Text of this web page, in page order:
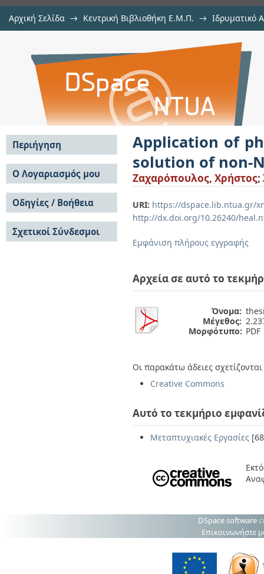
Αρχική Σελίδα → Κεντρική Βιβλιοθήκη Ε.Μ.Π. → Ιδρυματικό
Application of physics-
Newtonian fluid flows
Application of
solution of non-
Ζαχαρόπουλος, Χρήστος;
URI: https://dspace.lib.ntua.gr/
http://dx.doi.org/10.26240/
Εμφάνιση πλήρους εγγραφής
Αρχεία σε αυτό το
Όνομα:
Μέγεθος:
Μορφότυπο: PDF
Οι παρακάτω άδειες
Creative Commons
Αυτό το τεκμήριο
Μεταπτυχιακές Εργασίες
Περιήγηση
Σε όλο το DSpace
Κοινότητες & Συλλογές
Ανά Ημερομηνία
Έκδοσης
Συγγραφείς
Τίτλοι
Θέματα
Ο Λογαριασμός μου
Σύνδεση
Εγγραφή
Οδηγίες / Βοήθεια
Οδηγίες Υποβολής
Οδηγίες Χρήσης ΙΑ
Συχνές Ερωτήσεις
Σχετικοί Σύνδεσμοι
DSpace software
Επικοινωνήστε